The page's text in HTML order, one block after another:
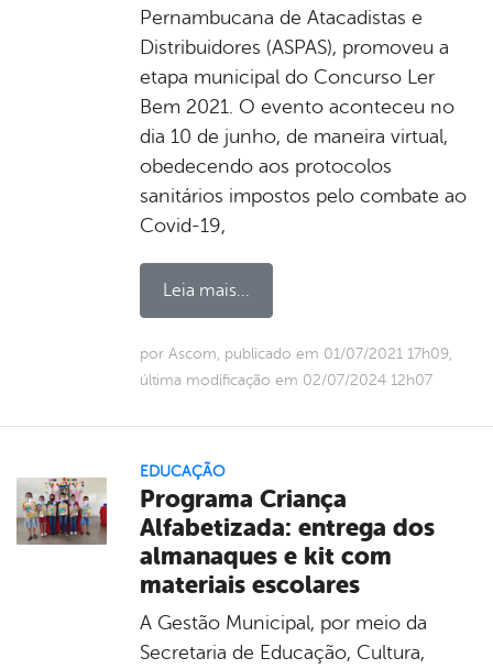
Pernambucana de Atacadistas e
Distribuidores (ASPAS), promoveu a
etapa municipal do Concurso Ler
Bem 2021. O evento aconteceu no
dia 10 de junho, de maneira virtual,
obedecendo aos protocolos
sanitários impostos pelo combate ao
Covid-19,
Leia mais...
por Ascom, publicado em 01/07/2021 17h09,
última modificação em 02/07/2024 12h07
EDUCAÇÃO
Programa Criança
Alfabetizada: entrega dos
almanaques e kit com
materiais escolares
A Gestão Municipal, por meio da
Secretaria de Educação, Cultura,